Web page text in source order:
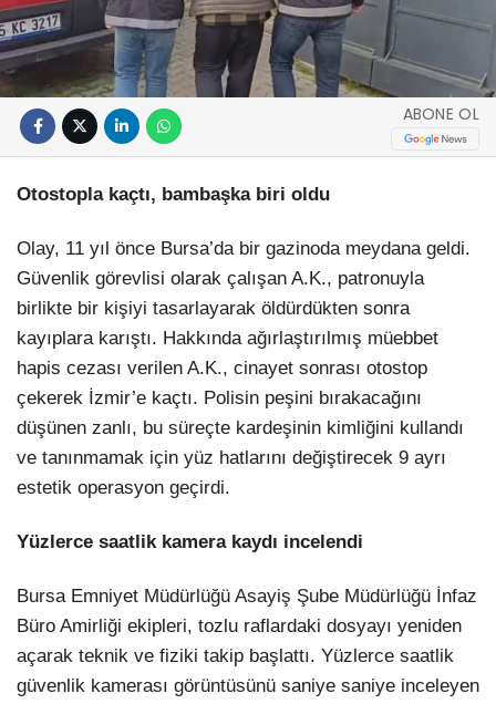
ABONE OL
Otostopla kaçtı, bambaşka biri oldu
Olay, 11 yıl önce Bursa’da bir gazinoda meydana geldi.
Güvenlik görevlisi olarak çalışan A.K., patronuyla
birlikte bir kişiyi tasarlayarak öldürdükten sonra
kayıplara karıştı. Hakkında ağırlaştırılmış müebbet
hapis cezası verilen A.K., cinayet sonrası otostop
çekerek İzmir’e kaçtı. Polisin peşini bırakacağını
düşünen zanlı, bu süreçte kardeşinin kimliğini kullandı
ve tanınmamak için yüz hatlarını değiştirecek 9 ayrı
estetik operasyon geçirdi.
Yüzlerce saatlik kamera kaydı incelendi
Bursa Emniyet Müdürlüğü Asayiş Şube Müdürlüğü İnfaz
Büro Amirliği ekipleri, tozlu raflardaki dosyayı yeniden
açarak teknik ve fiziki takip başlattı. Yüzlerce saatlik
güvenlik kamerası görüntüsünü saniye saniye inceleyen